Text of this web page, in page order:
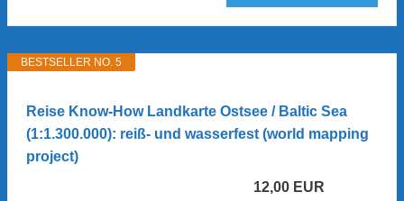
BESTSELLER NO. 5
Reise Know-How Landkarte Ostsee / Baltic Sea
(1:1.300.000): reiß- und wasserfest (world mapping
project)
12,00 EUR